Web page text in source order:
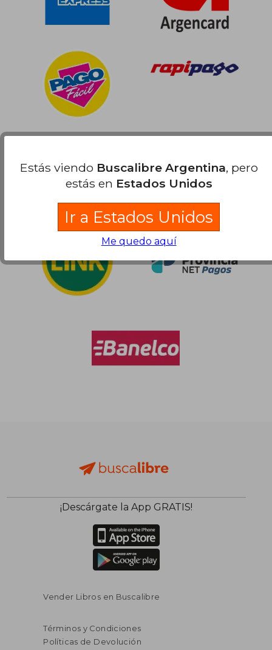
¡Descárgate la App GRATIS!
Vender Libros en Buscalibre
Términos y Condiciones
Políticas de Devolución
Estás viendo Buscalibre Argentina, pero
estás en Estados Unidos
Ir a Estados Unidos
Me quedo aquí